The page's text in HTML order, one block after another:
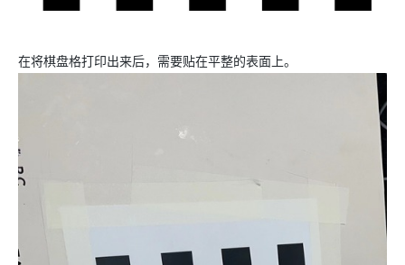
在将棋盘格打印出来后，需要贴在平整的表面上。